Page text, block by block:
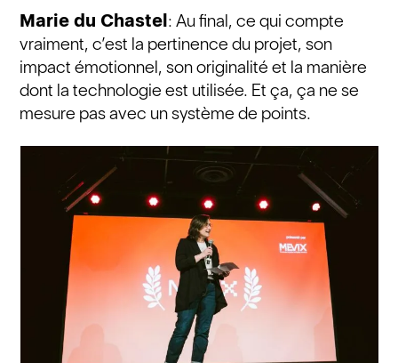
Marie du Chastel: Au final, ce qui compte
vraiment, c’est la pertinence du projet, son
impact émotionnel, son originalité et la manière
dont la technologie est utilisée. Et ça, ça ne se
mesure pas avec un système de points.